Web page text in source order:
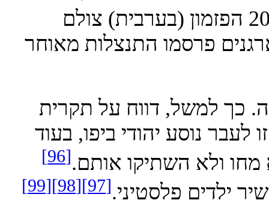
2020 הפזמון (בערבית) צולם
פרסמו התנצלות מאוחר
למשל, דווח על תקרית
נוסע יהודי ביפו, בעוד
ולא השתיקו אותם.[96]
פלסטיני.[97]
[98]
[99]